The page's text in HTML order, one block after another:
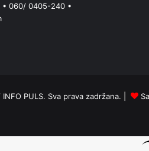
• 060/ 0405-240 •
PULS. Sva prava zadržana. |